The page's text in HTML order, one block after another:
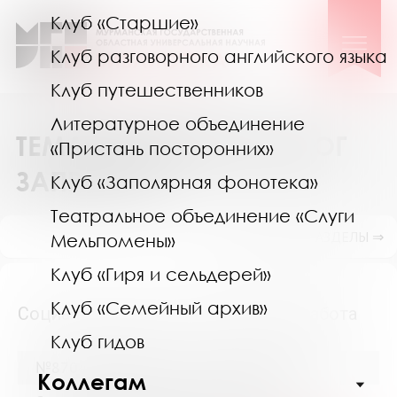
Клуб «Старшие»
Клуб разговорного английского языка
Клуб путешественников
Литературное объединение
«Пристань посторонних»
Клуб «Заполярная фонотека»
Театральное объединение «Слуги
Мельпомены»
Клуб «Гиря и сельдерей»
Клуб «Семейный архив»
Клуб гидов
Коллегам
ТЕМАТИЧЕСКИЙ КАТАЛОГ
ЗАПРОСОВ
Социальная защита. Социальная работа
ПОКАЗАТЬ ПОДРАЗДЕЛЫ ⇒